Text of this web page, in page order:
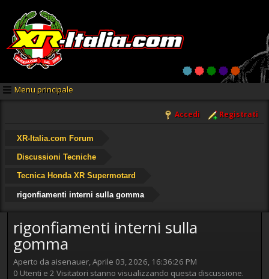
Menu principale
Accedi Registrati
XR-Italia.com Forum
Discussioni Tecniche
Tecnica Honda XR Supermotard
rigonfiamenti interni sulla gomma
rigonfiamenti interni sulla
gomma
Aperto da aisenauer, Aprile 03, 2026, 16:36:26 PM
0 Utenti e 2 Visitatori stanno visualizzando questa discussione.